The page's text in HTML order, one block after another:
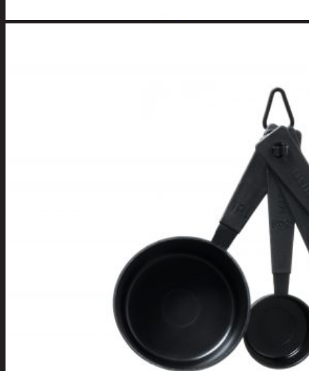
Hiustenhoito
Hiusharjat ja
Hiuspinnit ja
lenkit
Hiusvärit
Hiusten ja
Hammashygienia
tuotteet
Kosmetiikka
Käsi ja jalkahoito
Käsivoiteet ja
rasvat
Kynsisakset ja
viilat
Pesuharjat ja -
sienet